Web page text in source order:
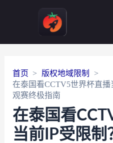
首页
版权地域限制
在泰国看CCTV5世界杯直
观赛终极指南
在泰国看
当前IP受限制